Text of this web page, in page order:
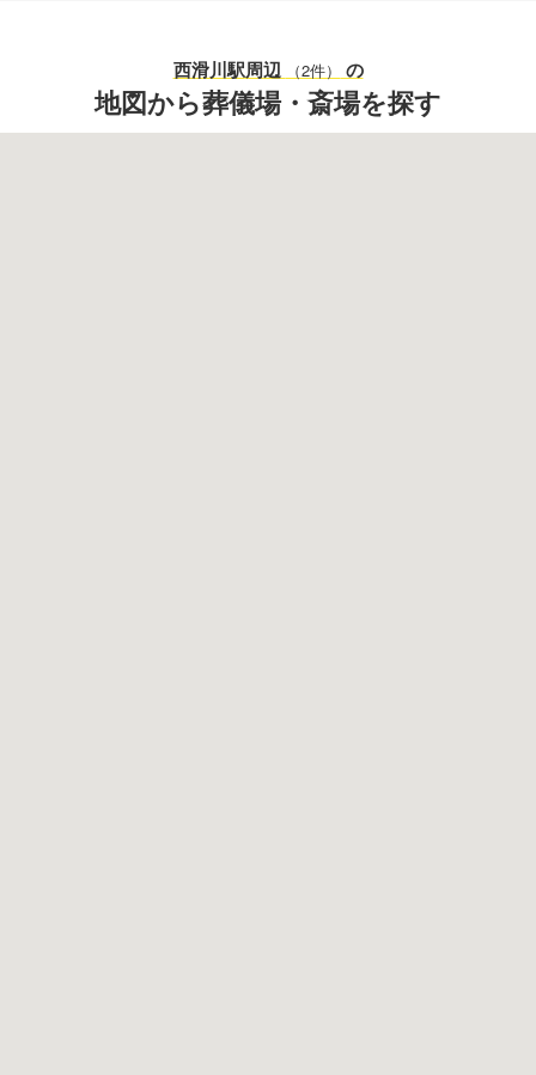
西滑川駅周辺 （2件） の
地図から葬儀場・斎場を探す